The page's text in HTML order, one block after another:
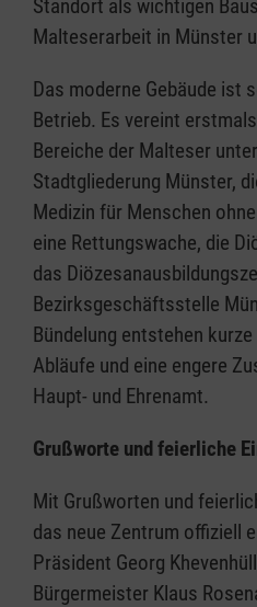
Standort als wichtigen
Malteserarbeit in Münster
Das moderne Gebäude ist
Betrieb. Es vereint
Bereiche der Malteser
Stadtgliederung Münster,
Medizin für Menschen
eine Rettungswache, die
das
Bezirksgeschäftsstelle
Bündelung entstehen
Abläufe und eine engere
Haupt- und Ehrenamt.
Grußworte und feierliche
Mit Grußworten und
das neue Zentrum offiziell
Präsident Georg
Bürgermeister Klaus